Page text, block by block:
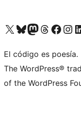
Visitá nuestra cuenta de X (anteriormente Twitter)
Visitá nuestra cuenta de Bluesky
Visitá nuestra cuenta de
Visitá nuestra cuenta de
Visitá nuestra
Visitá
El código es poesía.
The WordPress®
of the WordPress